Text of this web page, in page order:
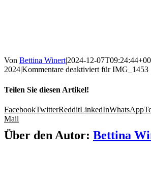
Von Bettina Winert|2024-12-
2024|Kommentare deaktiviertfür IMG_1453
Teilen Sie diesen Artikel!
FacebookTwitterRedditLinkedInWhatsApp
Mail
Über den Autor: Bettina